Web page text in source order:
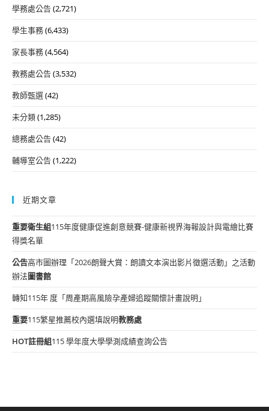
學務處公告(2,721)
學生事務(6,433)
家長事務(4,564)
教務處公告(3,532)
教師甄選(42)
未分類(1,285)
總務處公告(42)
輔導室公告(1,222)
近期文章
重要衛生組115年度健康促進創意競賽-健康新視界海報設計與電繪比賽
得獎名單
公告高市圖辦理「2026朗聲大賞：朗讀文本演出影片徵選活動」之活動
辦法圖書館
轉知115年 度「周產期高風險孕產婦追蹤關懷計畫說明」
重要115繁星推薦校內選填說明教務處
HOT註冊組115 學年度大學學測成績查詢公告